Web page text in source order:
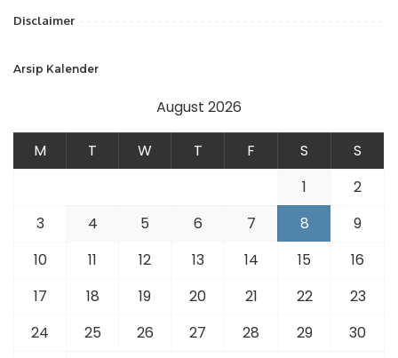
Disclaimer
Arsip Kalender
August 2026
M T W T F S
S
1
2
3
4 5 6 7 8
9
10
11 12 13 14 15
16
17
18 19 20 21 22
23
24
25 26 27 28 29
30